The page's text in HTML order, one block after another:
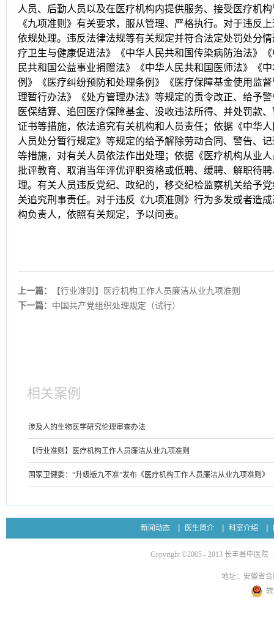
人员、后勤人员以及在医疗机构内提供服务、接受医疗机
《九项准则》有关要求，服从管理、严格执行。对于违反
依规处理。违反法律法规等有关规定并符合法定处罚处分
疗卫生与健康促进法》《中华人民共和国传染病防治法》
民共和国公益事业捐赠法》《中华人民共和国医师法》《
例》《医疗纠纷预防和处理条例》《医疗保障基金使用监
理暂行办法》《处方管理办法》等规定的责令改正、给予
医保结算、追回医疗保障基金、没收违法所得、并处罚款
证书等措施，依法追究有关机构和人员责任；依据《中华
人员处分暂行规定》等规定的给予解除劳动合同、警告、
等措施，对有关人员依法作出处理；依据《医疗机构从业
批评教育、取消当年评优评职资格或低聘、缓聘、解职待
理。有关人员违反党纪、政纪的，移交纪检监察机关给予
关追究刑事责任。对于违反《九项准则》行为多发或者造
构负责人，依照有关规定，予以问责。
上一篇：
【行业准则】医疗机构工作人员廉洁从业九项准则
下一篇： 中国共产党组织处理规定（试行）
相关案例
涉及人的生物医学研究伦理审查办法
【行业准则】医疗机构工作人员廉洁从业九项准则
国家卫健委：“升级版九不准”发布《医疗机构工作人员廉洁从业九项准则》
新闻动态 医生简介 科室介绍
Copyright ©2005 - 2013 长丰县中医院
地址：安徽省